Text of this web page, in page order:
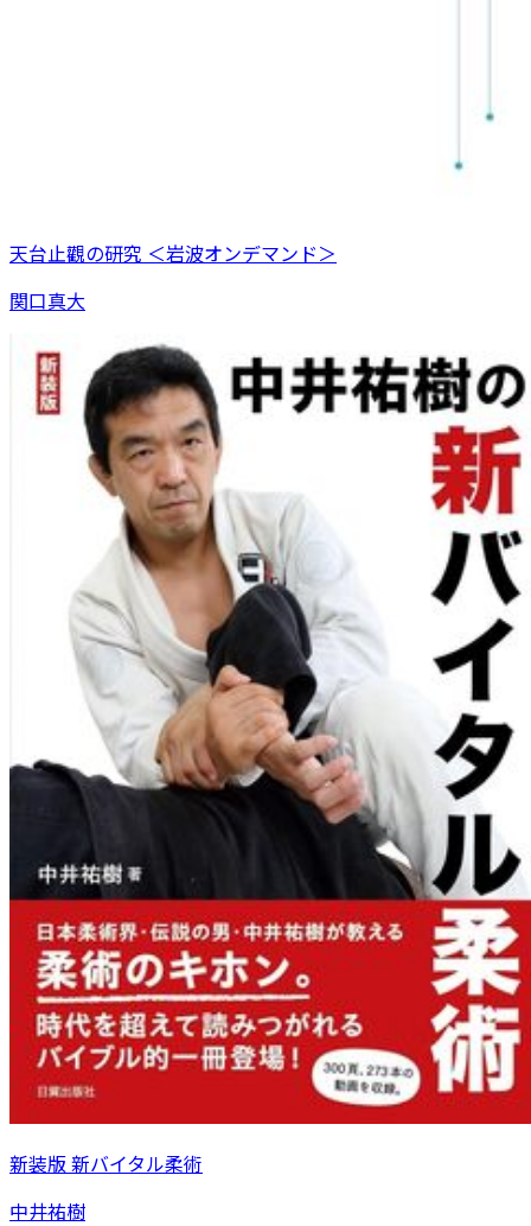
天台止觀の研究 ＜岩波オンデマンド＞
関口真大
新装版 新バイタル柔術
中井祐樹